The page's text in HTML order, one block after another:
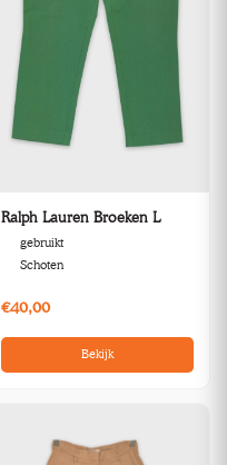
Ralph Lauren Broeken L
gebruikt
Schoten
€40,00
Bekijk